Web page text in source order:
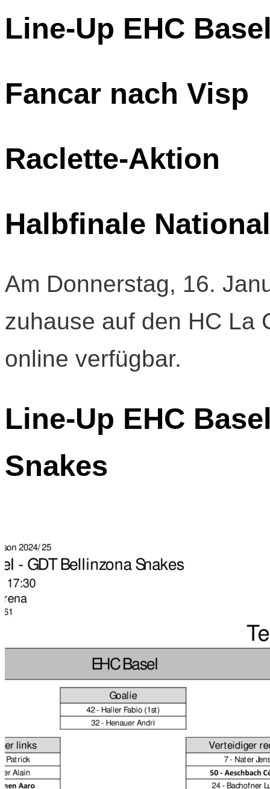
Line-Up EHC
Fancar nach Visp
Raclette-Aktion
Halbfinale
Am Donnerstag, 16.
zuhause auf den HC La
online verfügbar.
Line-Up EHC
Snakes